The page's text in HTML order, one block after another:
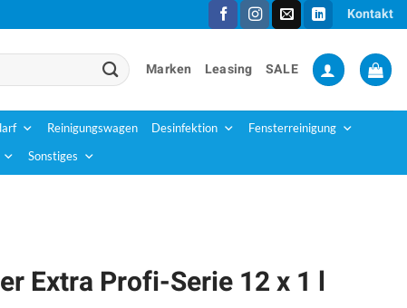
Kontakt
Marken Leasing SALE
Reinigungswagen Desinfektion Fensterreinigung
Sonstiges
Extra Profi-Serie 12 x 1 l